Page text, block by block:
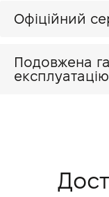
Офіційний
Подовжена